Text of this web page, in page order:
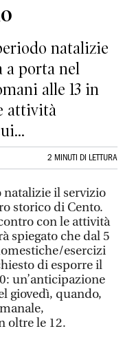
natalizie
a porta nel
alle 13 in
attività
2 MINUTI DI LETTURA
natalizie il servizio
storico di Cento.
con le attività
spiegato che dal 5
esercizi
di esporre il
un’anticipazione
giovedì, quando,
oltre le 12.